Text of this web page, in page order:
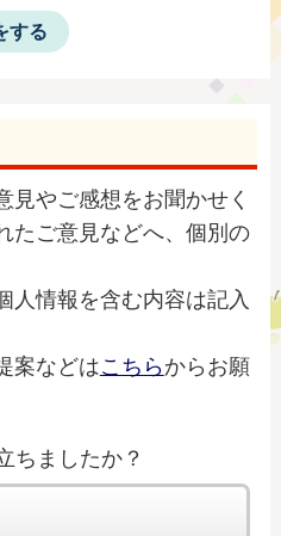
する
見やご感想をお聞かせく
たご意見などへ、個別の
人情報を含む内容は記入
案などはこちらからお願
ちましたか？